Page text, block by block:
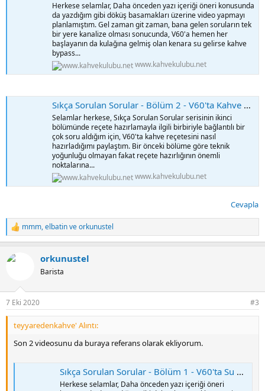
Herkese selamlar, Daha önceden yazı içeriği öneri konusunda
da yazdığım gibi döküş basamakları üzerine video yapmayı
planlamıştım. Gel zaman git zaman, bana gelen soruların tek
bir yere kanalize olması sonucunda, V60'a hemen her
başlayanın da kulağına gelmiş olan kenara su gelirse kahve
bypass...
www.kahvekulubu.net
Sıkça Sorulan Sorular - Bölüm 2 - V60'ta Kahve Reçetesi Nasıl Hazırlanır?
Selamlar herkese, Sıkça Sorulan Sorular serisinin ikinci
bölümünde reçete hazırlamayla ilgili birbiriyle bağlantılı bir
çok soru aldığım için, V60'ta kahve reçetesini nasıl
hazırladığımı paylaştım. Bir önceki bölüme göre teknik
yoğunluğu olmayan fakat reçete hazırlığının önemli
noktalarına...
www.kahvekulubu.net
Cevapla
T
e
k
mmm,elbatinveorkunustel
orkunustel
Barista
7 Eki 2020 #3
teyyaredenkahve' Alıntı:
Son 2 videosunu da buraya referans olarak ekliyorum.
Sıkça Sorulan Sorular - Bölüm 1 - V60'ta Su Döküş Stilleri Demlemeyi Nasıl Etkiler?
Herkese selamlar, Daha önceden yazı içeriği öneri